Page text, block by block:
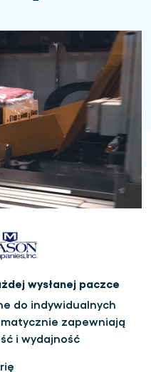
wysłanej paczce
do indywidualnych
zapewniają
i wydajność